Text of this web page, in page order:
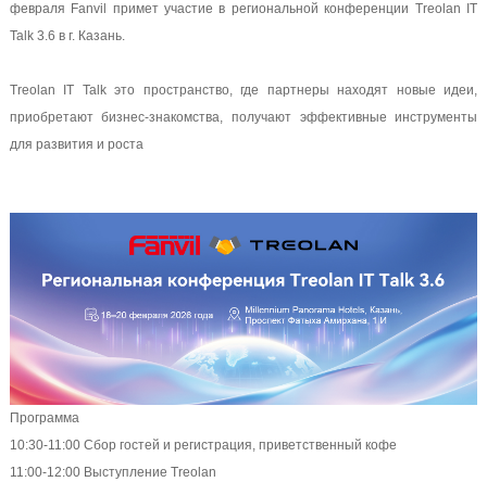
февраля Fanvil примет участие в региональной конференции Treolan IT
Talk 3.6 в г. Казань.
Treolan IT Talk это пространство, где партнеры находят новые идеи,
приобретают бизнес-знакомства, получают эффективные инструменты
для развития и роста
Программа
10:30-11:00 Сбор гостей и регистрация, приветственный кофе
11:00-12:00 Выступление Treolan